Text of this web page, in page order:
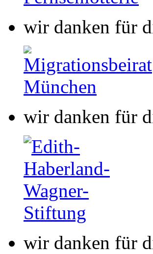
wir danken für
wir danken für
wir danken für